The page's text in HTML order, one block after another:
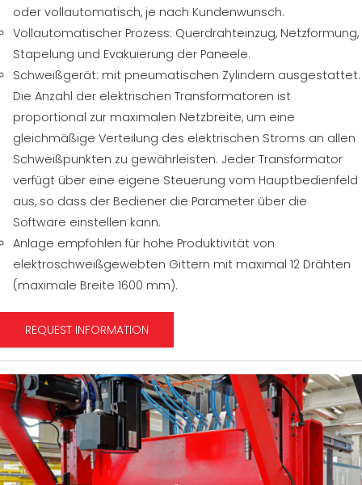
oder vollautomatisch, je nach Kundenwunsch.
Vollautomatischer Prozess: Querdrahteinzug, Netzformung,
Stapelung und Evakuierung der Paneele.
Schweißgerät: mit pneumatischen Zylindern ausgestattet.
Die Anzahl der elektrischen Transformatoren ist
proportional zur maximalen Netzbreite, um eine
gleichmäßige Verteilung des elektrischen Stroms an allen
Schweißpunkten zu gewährleisten. Jeder Transformator
verfügt über eine eigene Steuerung vom Hauptbedienfeld
aus, so dass der Bediener die Parameter über die
Software einstellen kann.
Anlage empfohlen für hohe Produktivität von
elektroschweißgewebten Gittern mit maximal 12 Drähten
(maximale Breite 1600 mm).
REQUEST INFORMATION